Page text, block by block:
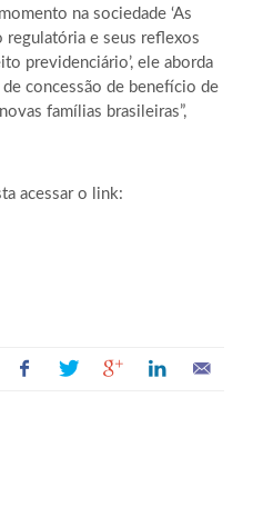
na sociedade ‘As
regulatória e seus reflexos
previdenciário’, ele aborda
concessão de benefício de
famílias brasileiras”,
acessar o link: